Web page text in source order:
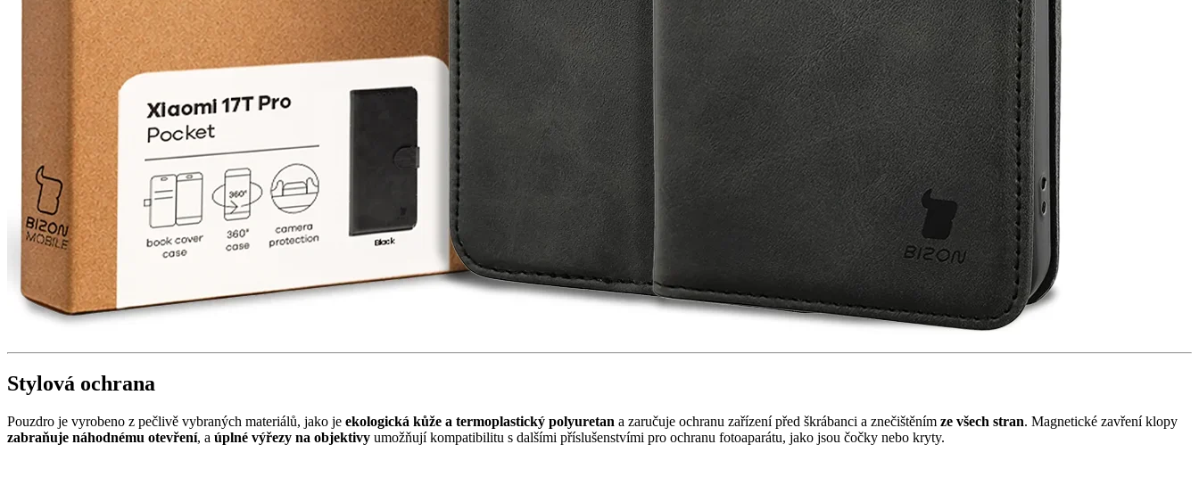
Stylová ochrana
Pouzdro je vyrobeno z pečlivě vybraných materiálů, jako je ekologická kůže a termoplastický polyuretan a zaručuje ochranu zařízení před škrábanci a znečištěním ze všech stran. Magnetické zavření klopy
zabraňuje náhodnému otevření, a úplné výřezy na objektivy umožňují kompatibilitu s dalšími příslušenstvími pro ochranu fotoaparátu, jako jsou čočky nebo kryty.